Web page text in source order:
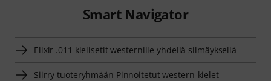
Smart Navigator
Elixir .011 kielisetit westernille yhdellä silmäyksellä
Siirry tuoteryhmään Pinnoitetut western-kielet